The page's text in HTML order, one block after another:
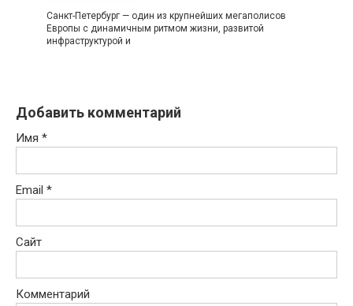
Санкт-Петербург — один из крупнейших мегаполисов
Европы с динамичным ритмом жизни, развитой
инфраструктурой и
Добавить комментарий
Имя *
Email *
Сайт
Комментарий